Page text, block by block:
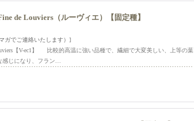
de Louviers（ルーヴィエ）【固定種】
ガでご連絡いたします）]
【V-ec1】 比較的高温に強い品種で、繊細で大変美しい、上等の葉
じになり、フラン…